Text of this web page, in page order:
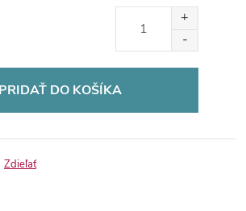
PRIDAŤ DO KOŠÍKA
Zdieľať